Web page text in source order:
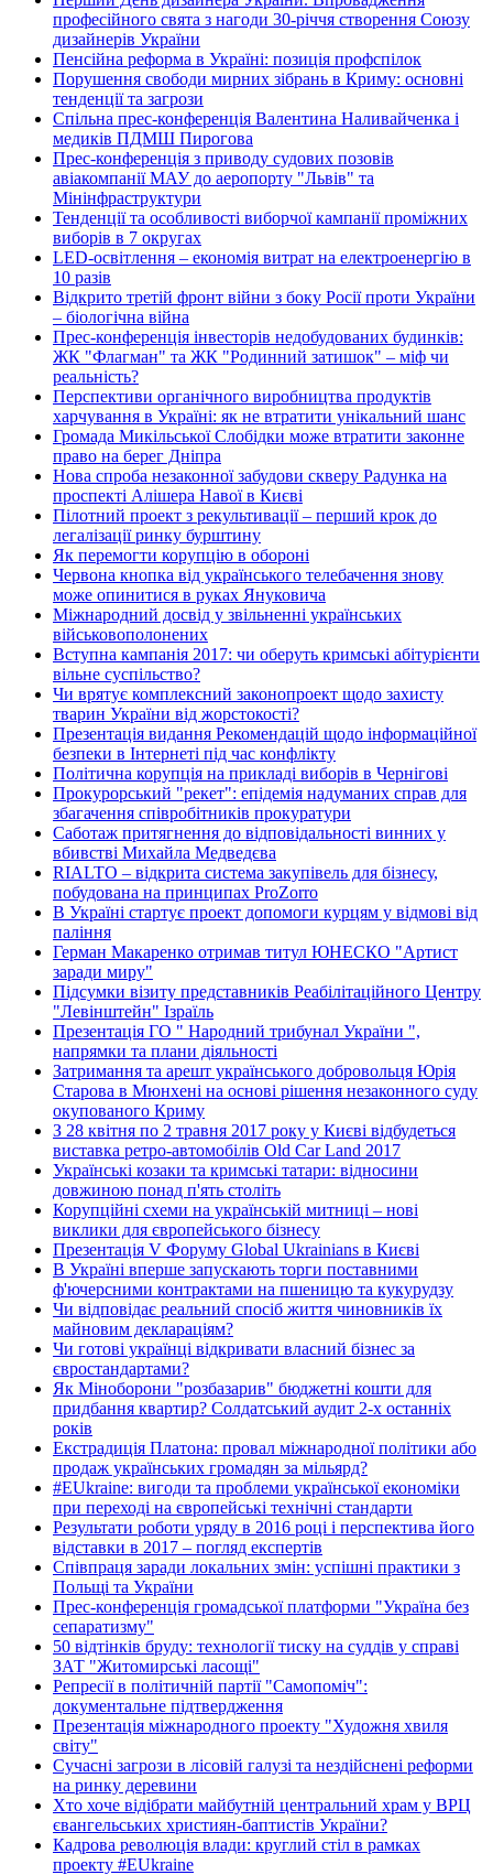
професійного свята з нагоди 30-річчя створення Союзу
дизайнерів України
Пенсійна реформа в Україні: позиція профспілок
Порушення свободи мирних зібрань в Криму: основні
тенденції та загрози
Спільна прес-конференція Валентина Наливайченка і
медиків ПДМШ Пирогова
Прес-конференція з приводу судових позовів
авіакомпанії МАУ до аеропорту "Львів" та
Мінінфраструктури
Тенденції та особливості виборчої кампанії проміжних
виборів в 7 округах
LED-освітлення – економія витрат на електроенергію в
10 разів
Відкрито третій фронт війни з боку Росії проти України
– біологічна війна
Прес-конференція інвесторів недобудованих будинків:
ЖК "Флагман" та ЖК "Родинний затишок" – міф чи
реальність?
Перспективи органічного виробництва продуктів
харчування в Україні: як не втратити унікальний шанс
Громада Микільської Слобідки може втратити законне
право на берег Дніпра
Нова спроба незаконної забудови скверу Радунка на
проспекті Алішера Навої в Києві
Пілотний проект з рекультивації – перший крок до
легалізації ринку бурштину
Як перемогти корупцію в обороні
Червона кнопка від українського телебачення знову
може опинитися в руках Януковича
Міжнародний досвід у звільненні українських
військовополонених
Вступна кампанія 2017: чи оберуть кримські абітурієнти
вільне суспільство?
Чи врятує комплексний законопроект щодо захисту
тварин України від жорстокості?
Презентація видання Рекомендацій щодо інформаційної
безпеки в Інтернеті під час конфлікту
Політична корупція на прикладі виборів в Чернігові
Прокурорський "рекет": епідемія надуманих справ для
збагачення співробітників прокуратури
Саботаж притягнення до відповідальності винних у
вбивстві Михайла Медведєва
RIALTO – відкрита система закупівель для бізнесу,
побудована на принципах ProZorro
В Україні стартує проект допомоги курцям у відмові від
паління
Герман Макаренко отримав титул ЮНЕСКО "Артист
заради миру"
Підсумки візиту представників Реабілітаційного Центру
"Левінштейн" Ізраїль
Презентація ГО " Народний трибунал України ",
напрямки та плани діяльності
Затримання та арешт українського добровольця Юрія
Старова в Мюнхені на основі рішення незаконного суду
окупованого Криму
З 28 квітня по 2 травня 2017 року у Києві відбудеться
виставка ретро-автомобілів Old Car Land 2017
Українські козаки та кримські татари: відносини
довжиною понад п'ять століть
Корупційні схеми на українській митниці – нові
виклики для європейського бізнесу
Презентація V Форуму Global Ukrainians в Києві
В Україні вперше запускають торги поставними
ф'ючерсними контрактами на пшеницю та кукурудзу
Чи відповідає реальний спосіб життя чиновників їх
майновим деклараціям?
Чи готові українці відкривати власний бізнес за
євростандартами?
Як Міноборони "розбазарив" бюджетні кошти для
придбання квартир? Солдатський аудит 2-х останніх
років
Екстрадиція Платона: провал міжнародної політики або
продаж українських громадян за мільярд?
#EUkraine: вигоди та проблеми української економіки
при переході на європейські технічні стандарти
Результати роботи уряду в 2016 році і перспектива його
відставки в 2017 – погляд експертів
Співпраця заради локальних змін: успішні практики з
Польщі та України
Прес-конференція громадської платформи "Україна без
сепаратизму"
50 відтінків бруду: технології тиску на суддів у справі
ЗАТ "Житомирські ласощі"
Репресії в політичній партії "Самопоміч":
документальне підтвердження
Презентація міжнародного проекту "Художня хвиля
світу"
Сучасні загрози в лісовій галузі та нездійснені реформи
на ринку деревини
Хто хоче відібрати майбутній центральний храм у ВРЦ
євангельських християн-баптистів України?
Кадрова революція влади: круглий стіл в рамках
проекту #EUkraine